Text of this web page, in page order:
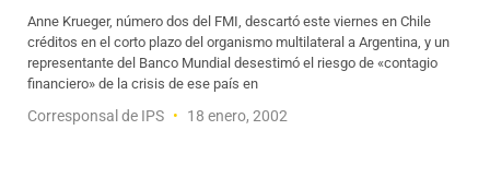
Anne Krueger, número dos del FMI, descartó este viernes en Chile
créditos en el corto plazo del organismo multilateral a Argentina, y un
representante del Banco Mundial desestimó el riesgo de «contagio
financiero» de la crisis de ese país en
Corresponsal de IPS 18 enero, 2002